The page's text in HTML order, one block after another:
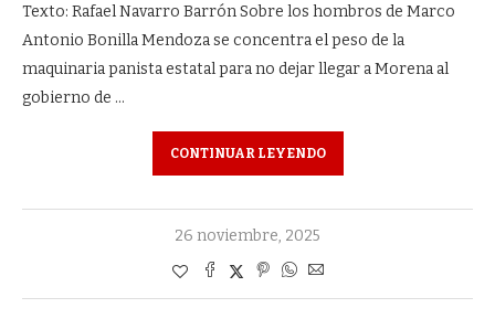
Texto: Rafael Navarro Barrón Sobre los hombros de Marco
Antonio Bonilla Mendoza se concentra el peso de la
maquinaria panista estatal para no dejar llegar a Morena al
gobierno de …
CONTINUAR LEYENDO
26 noviembre, 2025